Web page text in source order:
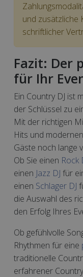
und zusätzliche
schriftlicher
Fazit: Der
für Ihr
Ein Country DJ ist
der Schlüssel zu
Mit der richtigen
Hits und
Gäste noch lange
Ob Sie einen Rock
einen Jazz DJ für
einen Schlager DJ
die Auswahl des
den Erfolg Ihres
Ob gefühlvolle
Rhythmen für eine
traditionelle
erfahrener